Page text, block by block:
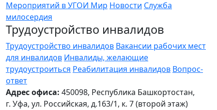
Мероприятий в УГОИ Мир Новости Служба
милосердия
Трудоустройство инвалидов
Трудоустройство инвалидов Вакансии рабочих мест
для инвалидов Инвалиды, желающие
трудоустроиться Реабилитация инвалидов Вопрос-
ответ
Адрес офиса: 450098, Республика Башкортостан,
г. Уфа, ул. Российская, д.163/1, к. 7 (второй этаж)